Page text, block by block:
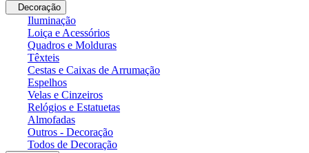
Decoração
Iluminação
Loiça e Acessórios
Quadros e Molduras
Têxteis
Cestas e Caixas de Arrumação
Espelhos
Velas e Cinzeiros
Relógios e Estatuetas
Almofadas
Outros - Decoração
Todos de Decoração